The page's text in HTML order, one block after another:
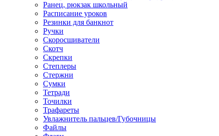
Ранец, рюкзак школьный
Расписание уроков
Резинки для банкнот
Ручки
Скоросшиватели
Скотч
Скрепки
Степлеры
Стержни
Сумки
Тетради
Точилки
Трафареты
Увлажнитель пальцев/Губочницы
Файлы